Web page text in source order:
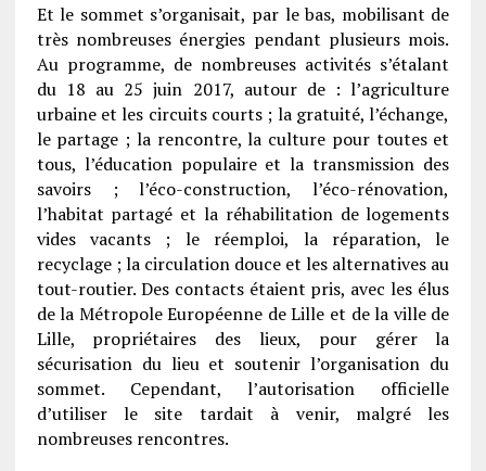
Et le sommet s’organisait, par le bas, mobilisant de
très nombreuses énergies pendant plusieurs mois.
Au programme, de nombreuses activités s’étalant
du 18 au 25 juin 2017, autour de : l’agriculture
urbaine et les circuits courts ; la gratuité, l’échange,
le partage ; la rencontre, la culture pour toutes et
tous, l’éducation populaire et la transmission des
savoirs ; l’éco-construction, l’éco-rénovation,
l’habitat partagé et la réhabilitation de logements
vides vacants ; le réemploi, la réparation, le
recyclage ; la circulation douce et les alternatives au
tout-routier. Des contacts étaient pris, avec les élus
de la Métropole Européenne de Lille et de la ville de
Lille, propriétaires des lieux, pour gérer la
sécurisation du lieu et soutenir l’organisation du
sommet. Cependant, l’autorisation officielle
d’utiliser le site tardait à venir, malgré les
nombreuses rencontres.